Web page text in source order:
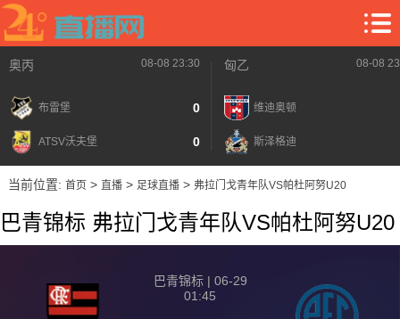
奥丙 08-08 23:30
布雷堡 0
ATSV沃夫堡 0
匈乙 08-08
维迪奥顿
斯泽格迪
当前位置: 首页> 直播> 足球直播> 弗拉门戈青年队VS帕杜阿努U20
巴青锦标 弗拉门戈青年队VS帕杜阿努U20
巴青锦标 | 06-29
01:45